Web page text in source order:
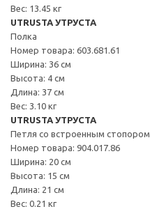
Вес: 13.45 кг
UTRUSTA УТРУСТА
Полка
Номер товара: 603.681.61
Ширина: 36 см
Высота: 4 см
Длина: 37 см
Вес: 3.10 кг
UTRUSTA УТРУСТА
Петля со встроенным стопором
Номер товара: 904.017.86
Ширина: 20 см
Высота: 15 см
Длина: 21 см
Вес: 0.21 кг